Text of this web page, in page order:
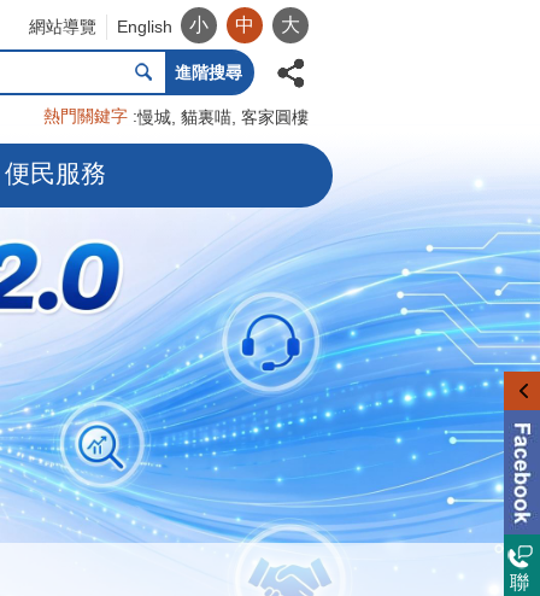
網站導覽 English 小 中 大
進階搜尋
熱門關鍵字 慢城 貓裏喵 客家圓樓
便民服務
聯